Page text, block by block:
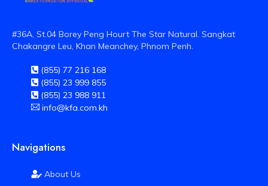
#36A, St.04 Borey Peng Hourt The Star Natural. Sangkat
Chakangre Leu, Khan Meanchey, Phnom Penh.
(855) 77 216 168
(855) 23 999 855
(855) 23 988 911
info@kfa.com.kh
Navigations
About Us